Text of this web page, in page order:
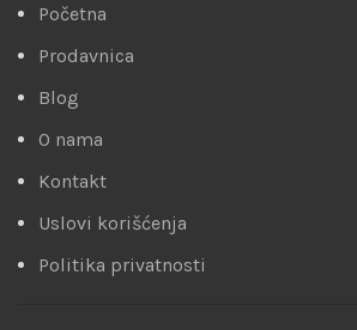
Početna
Prodavnica
Blog
O nama
Kontakt
Uslovi korišćenja
Politika privatnosti